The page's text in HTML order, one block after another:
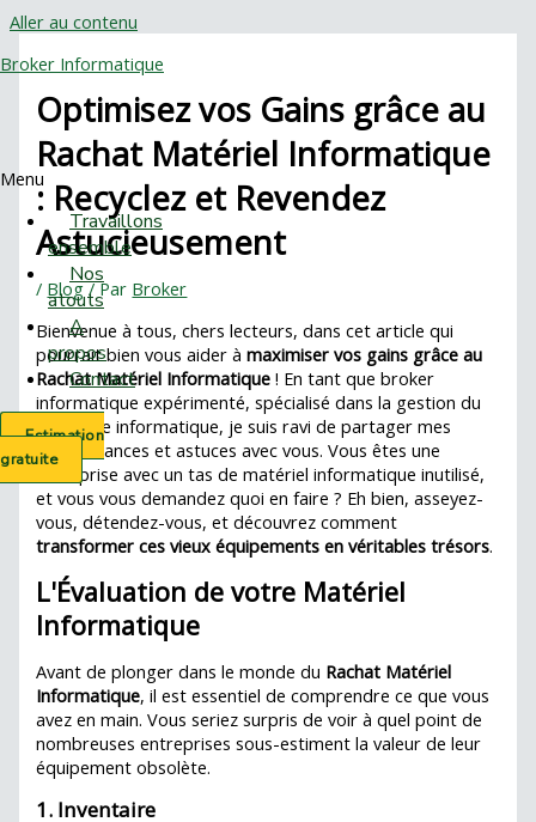
Aller au contenu
Broker Informatique
Menu
Travaillons
ensemble
Nos
atouts
A
propos
Contact
Estimation
gratuite
Optimisez vos Gains grâce au
Rachat Matériel Informatique
: Recyclez et Revendez
Astucieusement
/ Blog/ Par Broker
Bienvenue à tous, chers lecteurs, dans cet article qui
pourrait bien vous aider àmaximiser vos gains grâce au
Rachat Matériel Informatique ! En tant que broker
informatique expérimenté, spécialisé dans la gestion du
recyclage informatique, je suis ravi de partager mes
connaissances et astuces avec vous. Vous êtes une
entreprise avec un tas de matériel informatique inutilisé,
et vous vous demandez quoi en faire ? Eh bien, asseyez-
vous, détendez-vous, et découvrez comment
transformer ces vieux équipements en véritables trésors.
L'Évaluation de votre Matériel
Informatique
Avant de plonger dans le monde du Rachat Matériel
Informatique, il est essentiel de comprendre ce que vous
avez en main. Vous seriez surpris de voir à quel point de
nombreuses entreprises sous-estiment la valeur de leur
équipement obsolète.
1. Inventaire